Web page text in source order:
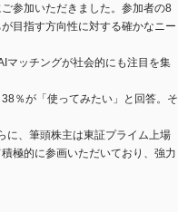
参加いただきました。参加者の8
目指す方向性に対する確かなニー
マッチングが社会的にも注目を集
％が「使ってみたい」と回答。そ
に、筆頭株主は東証プライム上場
極的に参画いただいており、強力